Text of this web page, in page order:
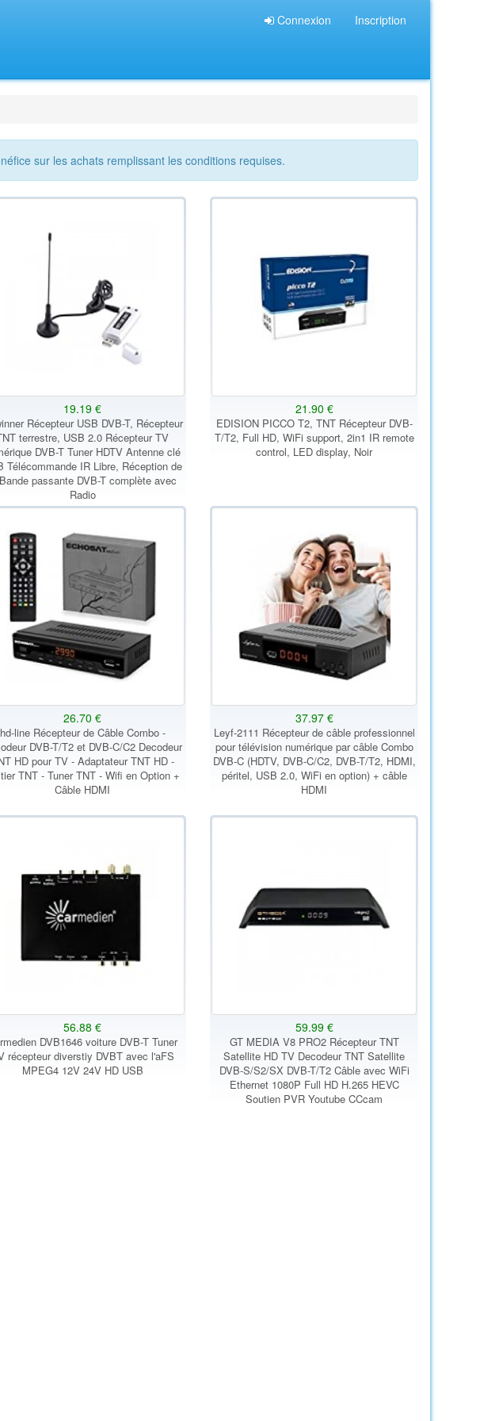
Connexion Inscription
sur les achats remplissant les conditions requises.
19.19 €
Récepteur USB DVB-T, Récepteur
terrestre, USB 2.0 Récepteur TV
DVB-T Tuner HDTV Antenne clé
Télécommande IR Libre, Réception de
passante DVB-T complète avec
Radio
21.90 €
EDISION PICCO T2, TNT Récepteur DVB-
T/T2, Full HD, WiFi support, 2in1 IR remote
control, LED display, Noir
26.70 €
hd-line Récepteur de Câble Combo -
DVB-T/T2 et DVB-C/C2 Decodeur
HD pour TV - Adaptateur TNT HD -
TNT - Tuner TNT - Wifi en Option +
Câble HDMI
37.97 €
Leyf-2111 Récepteur de câble professionnel
pour télévision numérique par câble Combo
DVB-C (HDTV, DVB-C/C2, DVB-T/T2, HDMI,
péritel, USB 2.0, WiFi en option) + câble
HDMI
56.88 €
DVB1646 voiture DVB-T Tuner
récepteur diverstiy DVBT avec l'aFS
MPEG4 12V 24V HD USB
59.99 €
GT MEDIA V8 PRO2 Récepteur TNT
Satellite HD TV Decodeur TNT Satellite
DVB-S/S2/SX DVB-T/T2 Câble avec WiFi
Ethernet 1080P Full HD H.265 HEVC
Soutien PVR Youtube CCcam